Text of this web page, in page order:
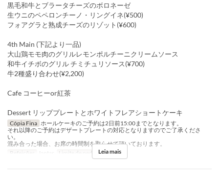
黒毛和牛とブラータチーズのボロネーゼ
生ウニのペペロンチーノ・リングイネ(¥500)
フォアグラと熟成チーズのリゾット(¥600)
4th Main (下記より一品)
大山鶏モモ肉のグリルレモンポルチーニクリームソース
和牛イチボのグリル チミチュリソース(¥700)
牛2種盛り合わせ(¥2,200)
Cafe コーヒーor紅茶
Dessert リッププレートとホワイトフレアショートケーキ
Cópia Fina ホールケーキのご予約は2日前15:00までとなります。
それ以降のご予約はデザートプレートの対応となりますのでご了承くださ
い。
混み合った場合、お席の時間制を取らせて頂いております。
Refeições
Jantar Limite de pedido 2 ~ 8
Leia mais